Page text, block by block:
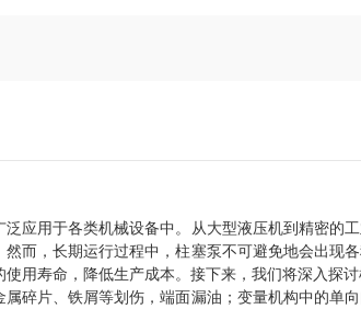
应用于各类机械设备中。从大型液压机到精密的
而，长期运行过程中，柱塞泵不可避免地会出现
用寿命，降低生产成本。接下来，我们将深入探讨
碎片、铁屑等划伤，端面漏油；变量机构中的单